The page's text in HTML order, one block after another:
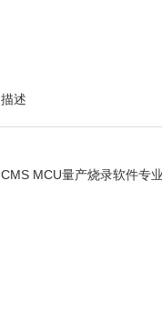
描述
CMS MCU量产烧录软件专